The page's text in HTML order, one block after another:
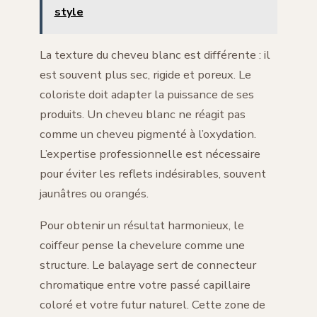
style
La texture du cheveu blanc est différente : il
est souvent plus sec, rigide et poreux. Le
coloriste doit adapter la puissance de ses
produits. Un cheveu blanc ne réagit pas
comme un cheveu pigmenté à l’oxydation.
L’expertise professionnelle est nécessaire
pour éviter les reflets indésirables, souvent
jaunâtres ou orangés.
Pour obtenir un résultat harmonieux, le
coiffeur pense la chevelure comme une
structure. Le balayage sert de connecteur
chromatique entre votre passé capillaire
coloré et votre futur naturel. Cette zone de